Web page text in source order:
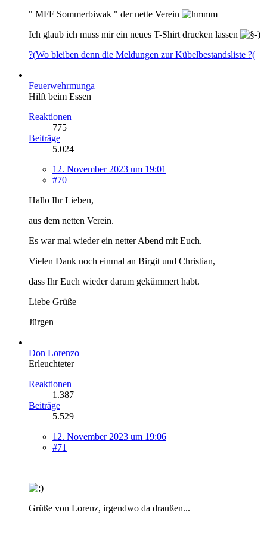
" MFF Sommerbiwak " der nette Verein
Ich glaub ich muss mir ein neues T-Shirt drucken lassen
?(Wo bleiben denn die Meldungen zur Kübelbestandsliste ?(
Feuerwehrmunga
Hilft beim Essen
Reaktionen
775
Beiträge
5.024
12. November 2023 um 19:01
#70
Hallo Ihr Lieben,
aus dem netten Verein.
Es war mal wieder ein netter Abend mit Euch.
Vielen Dank noch einmal an Birgit und Christian,
dass Ihr Euch wieder darum gekümmert habt.
Liebe Grüße
Jürgen
Don Lorenzo
Erleuchteter
Reaktionen
1.387
Beiträge
5.529
12. November 2023 um 19:06
#71
Grüße von Lorenz, irgendwo da draußen...